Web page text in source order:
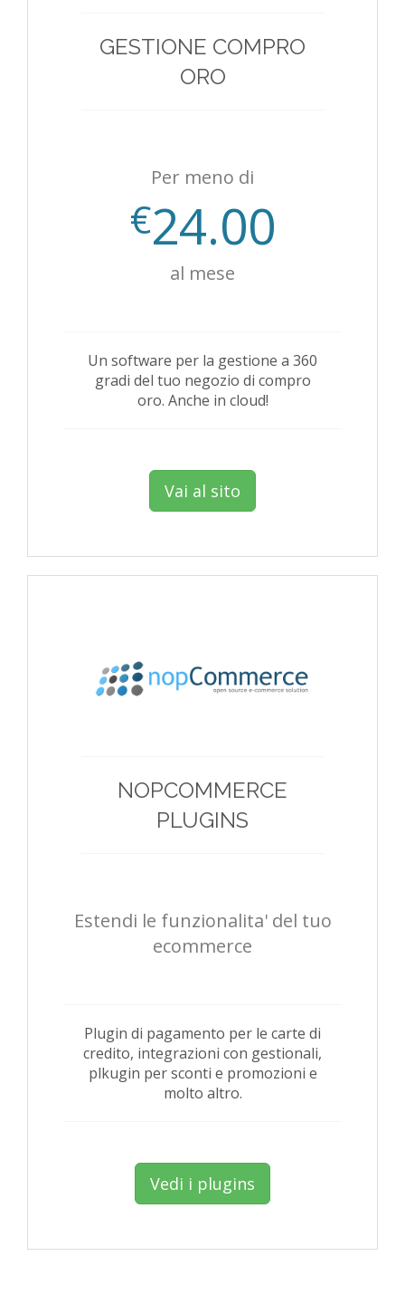
GESTIONE COMPRO
ORO
Per meno di
€24.00
al mese
Un software per la gestione a 360
gradi del tuo negozio di compro
oro. Anche in cloud!
Vai al sito
NOPCOMMERCE
PLUGINS
Estendi le funzionalita' del tuo
ecommerce
Plugin di pagamento per le carte di
credito, integrazioni con gestionali,
plkugin per sconti e promozioni e
molto altro.
Vedi i plugins